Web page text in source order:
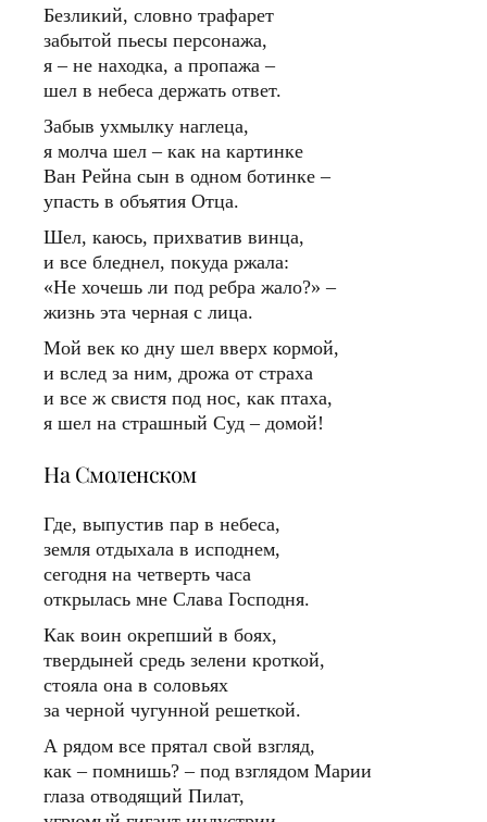
Безликий, словно трафарет
забытой пьесы персонажа,
я – не находка, а пропажа –
шел в небеса держать ответ.
Забыв ухмылку наглеца,
я молча шел – как на картинке
Ван Рейна сын в одном ботинке –
упасть в объятия Отца.
Шел, каюсь, прихватив винца,
и все бледнел, покуда ржала:
«Не хочешь ли под ребра жало?» –
жизнь эта черная с лица.
Мой век ко дну шел вверх кормой,
и вслед за ним, дрожа от страха
и все ж свистя под нос, как птаха,
я шел на страшный Суд – домой!
На Смоленском
Где, выпустив пар в небеса,
земля отдыхала в исподнем,
сегодня на четверть часа
открылась мне Слава Господня.
Как воин окрепший в боях,
твердыней средь зелени кроткой,
стояла она в соловьях
за черной чугунной решеткой.
А рядом все прятал свой взгляд,
как – помнишь? – под взглядом Марии
глаза отводящий Пилат,